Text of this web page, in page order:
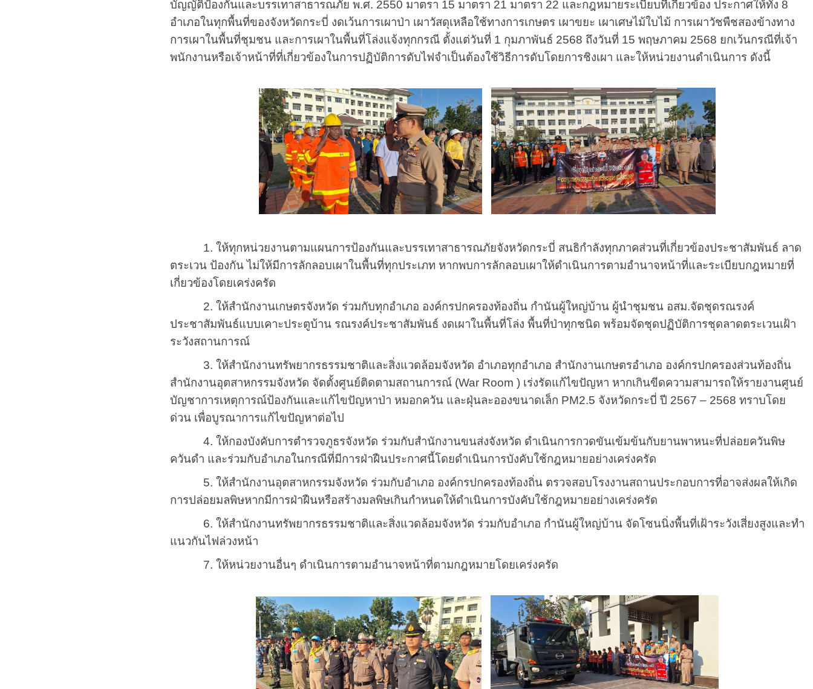
บัญญัติป้องกันและบรรเทาสาธารณภัย พ.ศ. 2550 มาตรา 15 มาตรา 21 มาตรา 22 และกฎหมายระเบียบที่เกี่ยวข้อง ประกาศให้ทั้ง 8
อําเภอในทุกพื้นที่ของจังหวัดกระบี่ งดเว้นการเผาป่า เผาวัสดุเหลือใช้ทางการเกษตร เผาขยะ เผาเศษไม้ใบไม้ การเผาวัชพืชสองข้างทาง
การเผาในพื้นที่ชุมชน และการเผาในพื้นที่โล่งแจ้งทุกกรณี ตั้งแต่วันที่ 1 กุมภาพันธ์ 2568 ถึงวันที่ 15 พฤษภาคม 2568 ยกเว้นกรณีที่เจ้า
พนักงานหรือเจ้าหน้าที่ที่เกี่ยวข้องในการปฏิบัติการดับไฟจำเป็นต้องใช้วิธีการดับโดยการชิงเผา และให้หน่วยงานดําเนินการ ดังนี้
1. ให้ทุกหน่วยงานตามแผนการป้องกันและบรรเทาสาธารณภัยจังหวัดกระบี่ สนธิกําลังทุกภาคส่วนที่เกี่ยวข้องประชาสัมพันธ์ ลาด
ตระเวน ป้องกัน ไม่ให้มีการลักลอบเผาในพื้นที่ทุกประเภท หากพบการลักลอบเผาให้ดําเนินการตามอํานาจหน้าที่และระเบียบกฎหมายที่
เกี่ยวข้องโดยเคร่งครัด
2. ให้สำนักงานเกษตรจังหวัด ร่วมกับทุกอำเภอ องค์กรปกครองท้องถิ่น กำนันผู้ใหญ่บ้าน ผู้นำชุมชน อสม.จัดชุดรณรงค์
ประชาสัมพันธ์แบบเคาะประตูบ้าน รณรงค์ประชาสัมพันธ์ งดเผาในพื้นที่โล่ง พื้นที่ป่าทุกชนิด พร้อมจัดชุดปฏิบัติการชุดลาดตระเวนเฝ้า
ระวังสถานการณ์
3. ให้สำนักงานทรัพยากรธรรมชาติและสิ่งแวดล้อมจังหวัด อำเภอทุกอำเภอ สำนักงานเกษตรอำเภอ องค์กรปกครองส่วนท้องถิ่น
สำนักงานอุตสาหกรรมจังหวัด จัดตั้งศูนย์ติดตามสถานการณ์ (War Room ) เร่งรัดแก้ไขปัญหา หากเกินขีดความสามารถให้รายงานศูนย์
บัญชาการเหตุการณ์ป้องกันและแก้ไขปัญหาป่า หมอกควัน และฝุ่นละอองขนาดเล็ก PM2.5 จังหวัดกระบี่ ปี 2567 – 2568 ทราบโดย
ด่วน เพื่อบูรณาการแก้ไขปัญหาต่อไป
4. ให้กองบังคับการตำรวจภูธรจังหวัด ร่วมกับสำนักงานขนส่งจังหวัด ดำเนินการกวดขันเข้มข้นกับยานพาหนะที่ปล่อยควันพิษ
ควันดำ และร่วมกับอำเภอในกรณีที่มีการฝ่าฝืนประกาศนี้โดยดำเนินการบังคับใช้กฎหมายอย่างเคร่งครัด
5. ให้สำนักงานอุตสาหกรรมจังหวัด ร่วมกับอำเภอ องค์กรปกครองท้องถิ่น ตรวจสอบโรงงานสถานประกอบการที่อาจส่งผลให้เกิด
การปล่อยมลพิษหากมีการฝ่าฝืนหรือสร้างมลพิษเกินกำหนดให้ดำเนินการบังคับใช้กฎหมายอย่างเคร่งครัด
6. ให้สำนักงานทรัพยากรธรรมชาติและสิ่งแวดล้อมจังหวัด ร่วมกับอำเภอ กำนันผู้ใหญ่บ้าน จัดโซนนิ่งพื้นที่เฝ้าระวังเสี่ยงสูงและทำ
แนวกันไฟล่วงหน้า
7. ให้หน่วยงานอื่นๆ ดำเนินการตามอำนาจหน้าที่ตามกฎหมายโดยเคร่งครัด